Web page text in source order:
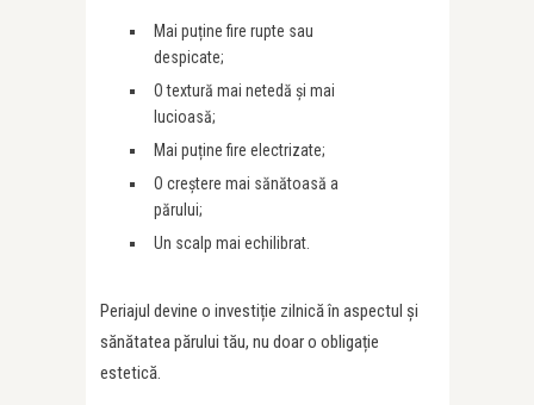
Mai puține fire rupte sau
despicate;
O textură mai netedă și mai
lucioasă;
Mai puține fire electrizate;
O creștere mai sănătoasă a
părului;
Un scalp mai echilibrat.
Periajul devine o investiție zilnică în aspectul și
sănătatea părului tău, nu doar o obligație
estetică.